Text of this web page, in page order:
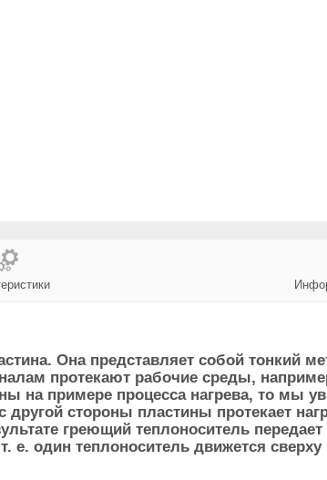
Она представляет собой тонкий
протекают рабочие среды,
на примере процесса нагрева, то мы
стороны пластины протекает
греющий теплоноситель
один теплоноситель движется